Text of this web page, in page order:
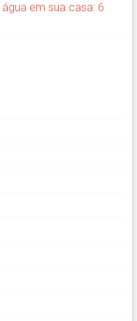
em sua casa: 6